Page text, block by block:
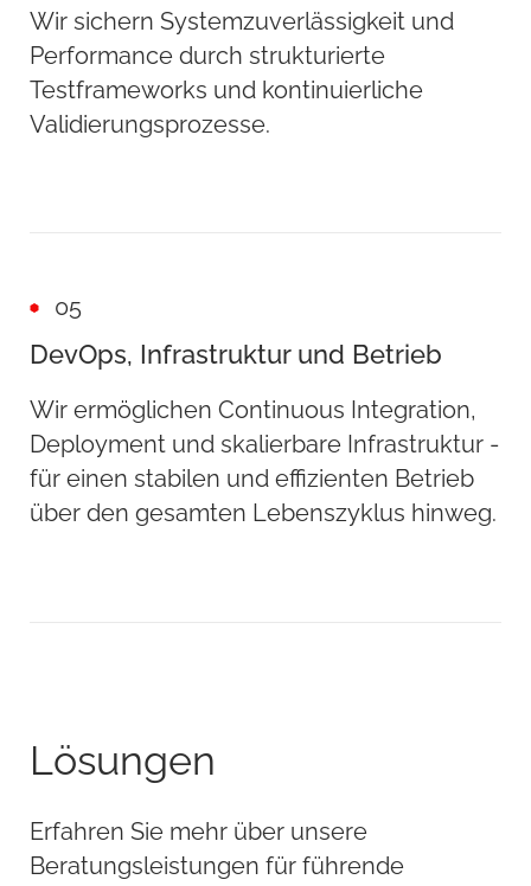
Wir sichern Systemzuverlässigkeit und
Performance durch strukturierte
Testframeworks und kontinuierliche
Validierungsprozesse.
05
DevOps, Infrastruktur und Betrieb
Wir ermöglichen Continuous Integration,
Deployment und skalierbare Infrastruktur -
für einen stabilen und effizienten Betrieb
über den gesamten Lebenszyklus hinweg.
Lösungen
Erfahren Sie mehr über unsere
Beratungsleistungen für führende